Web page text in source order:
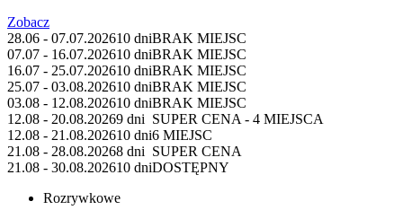
Zobacz
28.06 - 07.07.202610 dniBRAK MIEJSC
07.07 - 16.07.202610 dniBRAK MIEJSC
16.07 - 25.07.202610 dniBRAK MIEJSC
25.07 - 03.08.202610 dniBRAK MIEJSC
03.08 - 12.08.202610 dniBRAK MIEJSC
12.08 - 20.08.20269 dni SUPER CENA - 4 MIEJSCA
12.08 - 21.08.202610 dni6 MIEJSC
21.08 - 28.08.20268 dni SUPER CENA
21.08 - 30.08.202610 dniDOSTĘPNY
Rozrywkowe